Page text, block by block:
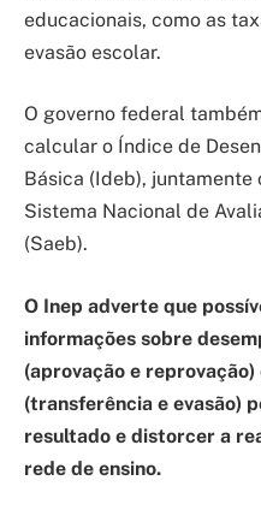
educacionais, como as
evasão escolar.
O governo federal
calcular o Índice de
Básica (Ideb), juntamente
Sistema Nacional de
(Saeb).
O Inep adverte que
informações sobre
(aprovação e
(transferência e evasão)
resultado e distorcer a
rede de ensino.